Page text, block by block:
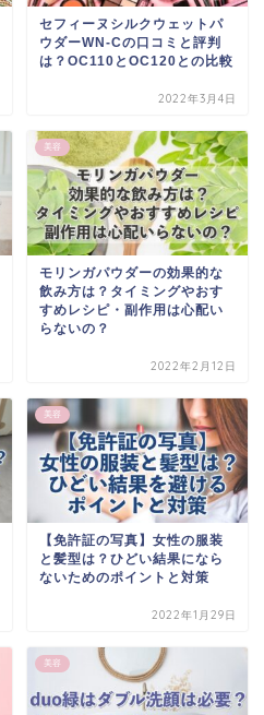
セフィーヌシルクウェットパ
ウダーWN-Cの口コミと評判
は？OC110とOC120との比較
2022年3月4日
美容
モリンガパウダーの効果的な
飲み方は？タイミングやおす
すめレシピ・副作用は心配い
らないの？
2022年2月12日
美容
【免許証の写真】女性の服装
と髪型は？ひどい結果になら
ないためのポイントと対策
2022年1月29日
美容